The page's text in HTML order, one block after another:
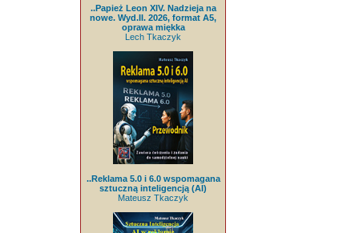
..Papież Leon XIV. Nadzieja na
nowe. Wyd.II. 2026, format A5,
oprawa miękka
Lech Tkaczyk
..Reklama 5.0 i 6.0 wspomagana
sztuczną inteligencją (AI)
Mateusz Tkaczyk